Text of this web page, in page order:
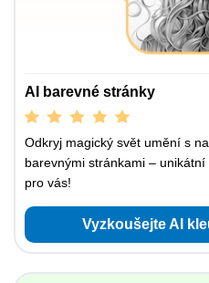
AI barevné stránky
Odkryj magický svět umění s
barevnými stránkami –
pro vás!
Vyzkoušejte AI